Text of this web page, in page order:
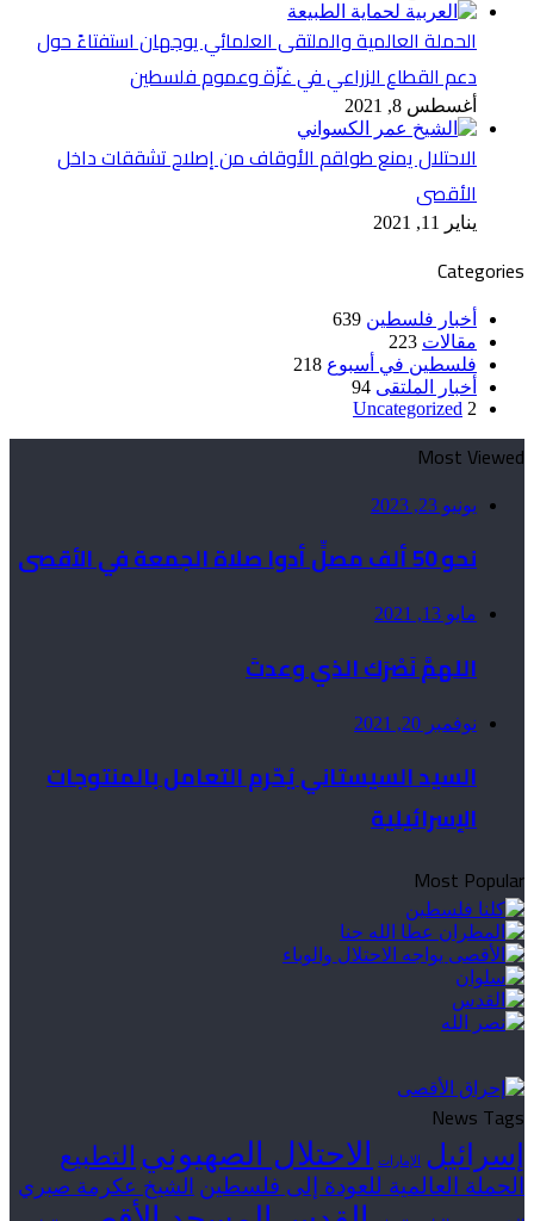
الحملة العالمية والملتقى العلمائي يوجهان استفتاءً حول
دعم القطاع الزراعي في غزّة وعموم فلسطين
أغسطس 8, 2021
الاحتلال يمنع طواقم الأوقاف من إصلاح تشققات داخل
الأقصى
يناير 11, 2021
Categories
أخبار فلسطين 639
مقالات 223
فلسطين في أسبوع 218
أخبار الملتقى 94
Uncategorized 2
Most Viewed
يونيو 23, 2023
نحو 50 ألف مصلٍّ أدوا صلاة الجمعة في الأقصى
مايو 13, 2021
اللهمَّ نَصْرَك الذي وعدتَ
نوفمبر 20, 2021
السيد السيستاني يُحّرم التعامل بالمنتوجات
الإسرائيلية
Most Popular
News Tags
إسرائيل الإمارات الاحتلال الصهيوني التطبيع
الحملة العالمية للعودة إلى فلسطين الشيخ عكرمة صبري